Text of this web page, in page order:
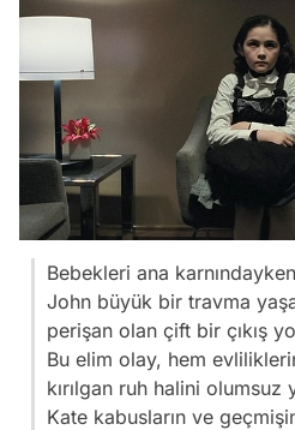
Bebekleri ana
John büyük bir travma
perişan olan çift bir çıkış
Bu elim olay, hem
kırılgan ruh halini
Kate kabusların ve